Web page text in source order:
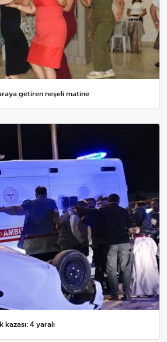
getiren neşeli matine
4 yaralı